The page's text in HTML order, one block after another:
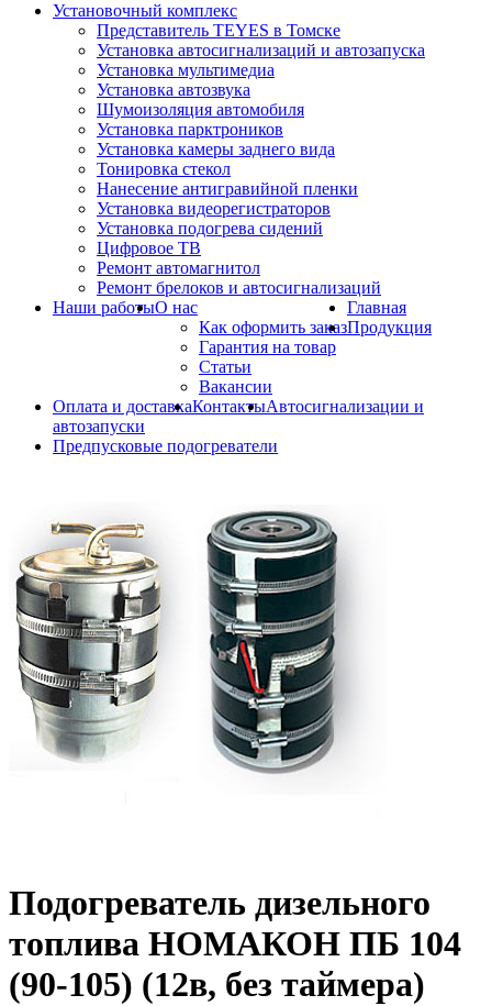
Установочный комплекс
Представитель TEYES в Томске
Установка автосигнализаций и автозапуска
Установка мультимедиа
Установка автозвука
Шумоизоляция автомобиля
Установка парктроников
Установка камеры заднего вида
Тонировка стекол
Нанесение антигравийной пленки
Установка видеорегистраторов
Установка подогрева сидений
Цифровое ТВ
Ремонт автомагнитол
Ремонт брелоков и автосигнализаций
Наши работыО нас
Как оформить заказ
Гарантия на товар
Статьи
Вакансии
Оплата и доставкаКонтакты
Главная
Продукция
Автосигнализации и
автозапуски
Предпусковые подогреватели
Подогреватель дизельного
топлива НОМАКОН ПБ 104
(90-105) (12в, без таймера)